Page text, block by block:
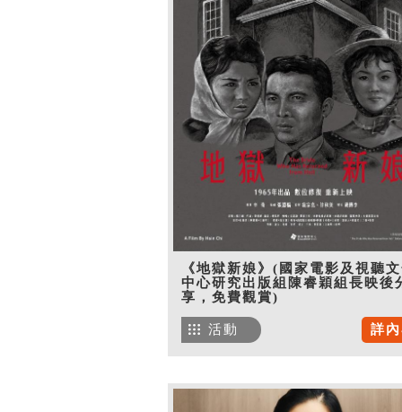
《地獄新娘》(國家電影及視聽
中心研究出版組陳睿穎組長映後
享，免費觀賞)
詳
活動